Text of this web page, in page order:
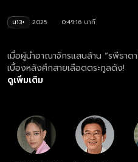
น13+ 2025
0:49:16 นาที
เมื่อผู้นำอาณาจักรแสนล้าน “รพีธา
เบื้องหลังศึกสายเลือดตระกูลดัง!
ดูเพิ่มเติม